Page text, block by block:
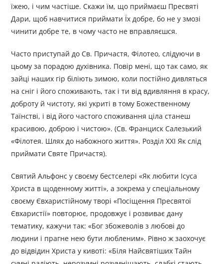
їжею, і чим частіше. Скажи їм, що приймаєш Пресвяті
Дари, щоб навчитися приймати Їх добре, бо не у змозі
чинити добре те, в чому часто не вправляєшся.
Часто приступай до Св. Причастя, Філотео, слідуючи в
цьому за порадою духівника. Повір мені, що так само, як
зайці наших гір біліють зимою, коли постійно дивляться
на сніг і його споживають, так і ти від вдивляння в красу,
доброту й чистоту, які укриті в тому Божественному
Таїнстві, і від його частого споживання ціла станеш
красивою, доброю і чистою». (Св. Франциск Салезький
«Філотея. Шлях до набожного життя». Розділ XXI Як слід
приймати Святе Причастя).
Святий Альфонс у своєму бестселері «Як любити Ісуса
Христа в щоденному житті», а зокрема у спеціальному
своєму Євхаристійному творі «Посіщення Пресвятої
Євхаристії» повторює, продовжує і розвиває дану
тематику, кажучи так: «Бог збожеволів з любові до
людини і прагне нею бути любленим». Рівно ж заохочує
до відвідин Христа у кивоті: «Біля Найсвятіших Тайн